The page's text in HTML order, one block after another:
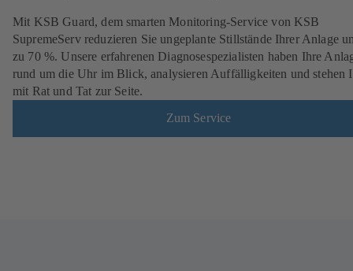
Mit KSB Guard, dem smarten Monitoring-Service von KSB
SupremeServ reduzieren Sie ungeplante Stillstände Ihrer Anlage
zu 70 %. Unsere erfahrenen Diagnosespezialisten haben Ihre
rund um die Uhr im Blick, analysieren Auffälligkeiten und stehen
mit Rat und Tat zur Seite.
Zum Service